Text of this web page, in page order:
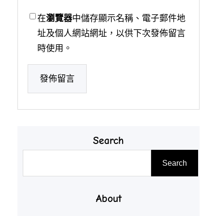
在瀏覽器中儲存顯示名稱、電子郵件地
址及個人網站網址，以供下次發佈留言
時使用。
Search
Search
About